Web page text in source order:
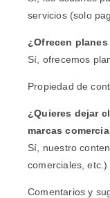
servicios (solo
¿Ofrecen
Sí, ofrecemos
Propiedad de
¿Quieres dejar
marcas
Sí, nuestro
comerciales, etc.)
Comentarios y